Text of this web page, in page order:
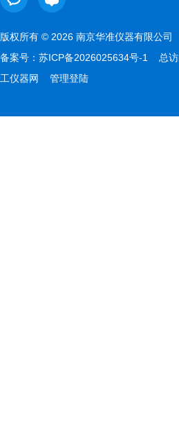
版权所有 © 2026 南京华准仪器有限公司
备案号： 苏ICP备2026025634号-1 总访
工仪器网
管理登陆